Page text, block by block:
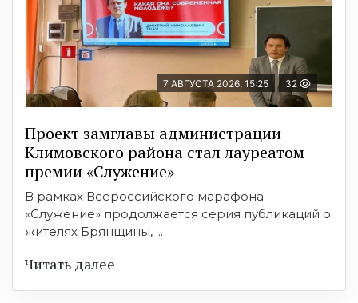
7 АВГУСТА 2026, 15:25 32
Проект замглавы администрации
Климовского района стал лауреатом
премии «Служение»
В рамках Всероссийского марафона
«Служение» продолжается серия публикаций о
жителях Брянщины, ...
Читать далее